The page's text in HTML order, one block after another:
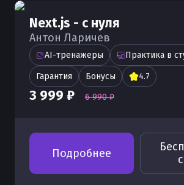
Next.js - с нуля
Антон Ларичев
AI-тренажеры Практика в
Гарантия Бонусы 4.7
3 999 ₽ 6 990 ₽
Подробнее